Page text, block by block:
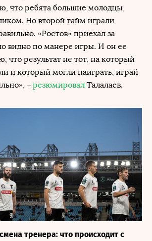
что ребята большие молодцы,
Но второй тайм играли
«Ростов» приехал за
видно по манере игры. И он ее
что результат не тот, на который
и который могли наиграть, играй
– резюмировал Талалаев.
тренера: что происходит с